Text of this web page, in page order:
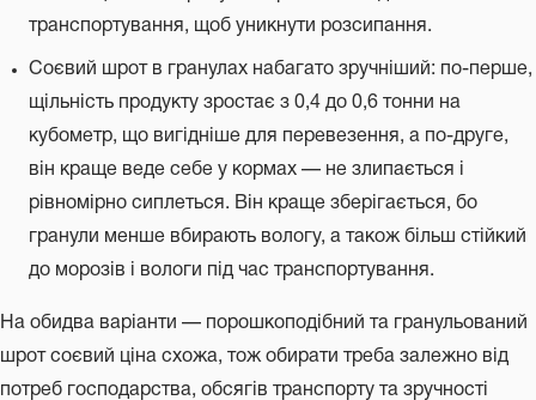
транспортування, щоб уникнути розсипання.
Соєвий шрот в гранулах набагато зручніший: по-перше,
щільність продукту зростає з 0,4 до 0,6 тонни на
кубометр, що вигідніше для перевезення, а по-друге,
він краще веде себе у кормах — не злипається і
рівномірно сиплеться. Він краще зберігається, бо
гранули менше вбирають вологу, а також більш стійкий
до морозів і вологи під час транспортування.
На обидва варіанти — порошкоподібний та гранульований
шрот соєвий ціна схожа, тож обирати треба залежно від
потреб господарства, обсягів транспорту та зручності